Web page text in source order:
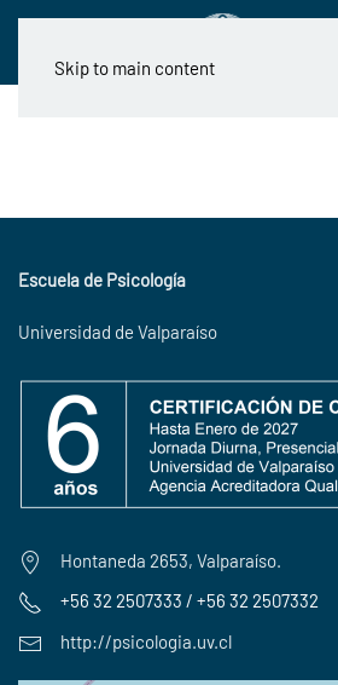
Skip to main content
Escuela de Psicología
Universidad de Valparaíso
Hontaneda 2653, Valparaíso.
+56 32 2507333 / +56 32 2507332
http://psicologia.uv.cl